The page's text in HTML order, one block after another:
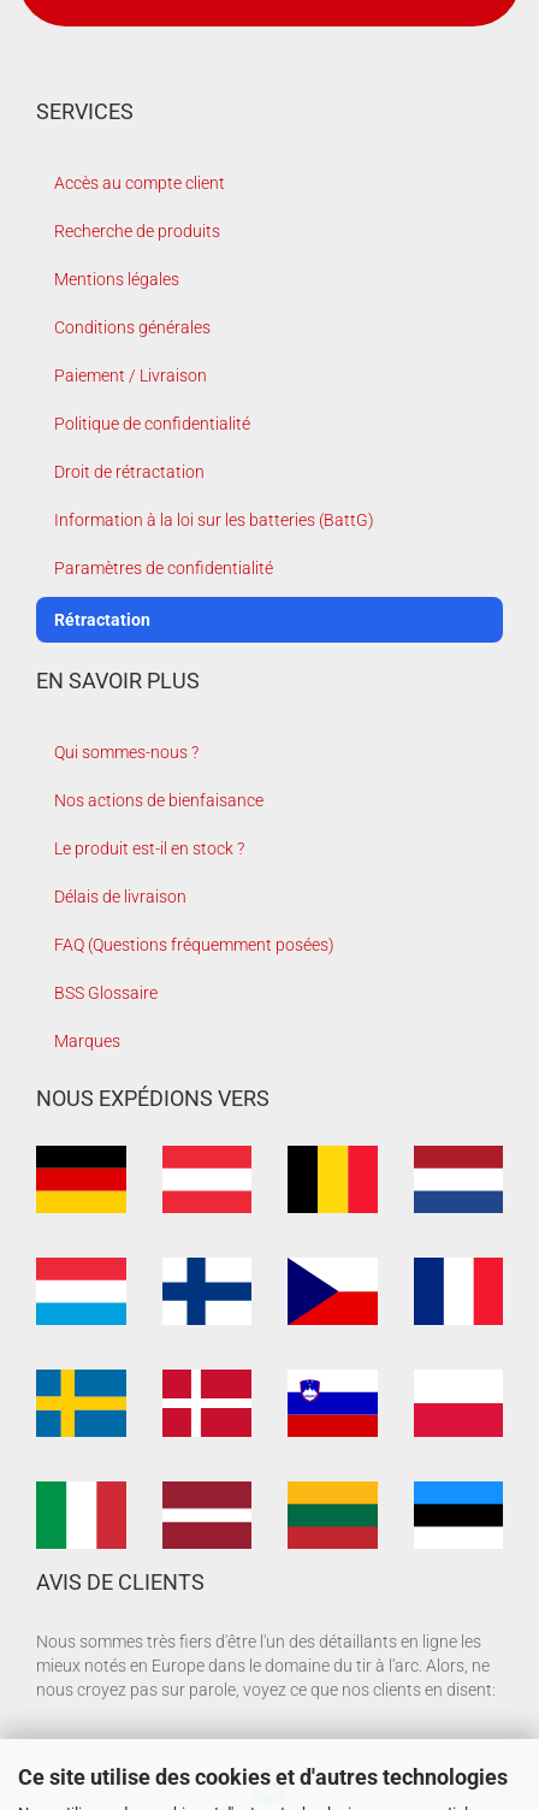
Ce site utilise des cookies et d'autres technologies
SERVICES
Accès au compte client
Recherche de produits
Mentions légales
Conditions générales
Paiement / Livraison
Politique de confidentialité
Droit de rétractation
Information à la loi sur les batteries (BattG)
Paramètres de confidentialité
Rétractation
EN SAVOIR PLUS
Qui sommes-nous ?
Nos actions de bienfaisance
Le produit est-il en stock ?
Délais de livraison
FAQ (Questions fréquemment posées)
BSS Glossaire
Marques
NOUS EXPÉDIONS VERS
AVIS DE CLIENTS
Nous sommes très fiers d'être l'un des détaillants en ligne les
mieux notés en Europe dans le domaine du tir à l'arc. Alors, ne
nous croyez pas sur parole, voyez ce que nos clients en disent: